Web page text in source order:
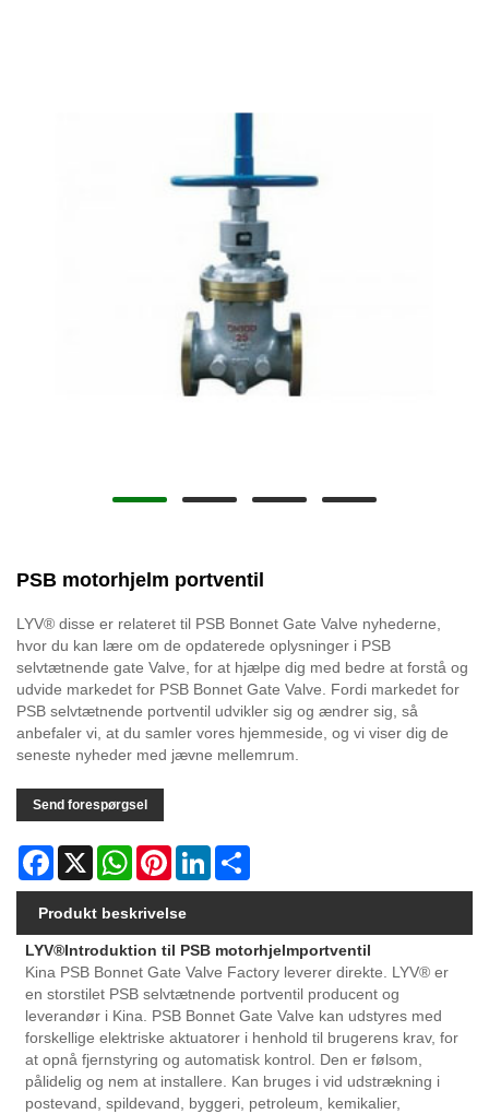
PSB motorhjelm portventil
LYV® disse er relateret til PSB Bonnet Gate Valve nyhederne,
hvor du kan lære om de opdaterede oplysninger i PSB
selvtætnende gate Valve, for at hjælpe dig med bedre at forstå og
udvide markedet for PSB Bonnet Gate Valve. Fordi markedet for
PSB selvtætnende portventil udvikler sig og ændrer sig, så
anbefaler vi, at du samler vores hjemmeside, og vi viser dig de
seneste nyheder med jævne mellemrum.
Send forespørgsel
Facebook
X WhatsAppPinterestLinkedIn
Produkt beskrivelse
LYV®Introduktion til PSB motorhjelmportventil
Kina PSB Bonnet Gate Valve Factory leverer direkte. LYV® er
en storstilet PSB selvtætnende portventil producent og
leverandør i Kina. PSB Bonnet Gate Valve kan udstyres med
forskellige elektriske aktuatorer i henhold til brugerens krav, for
at opnå fjernstyring og automatisk kontrol. Den er følsom,
pålidelig og nem at installere. Kan bruges i vid udstrækning i
postevand, spildevand, byggeri, petroleum, kemikalier,